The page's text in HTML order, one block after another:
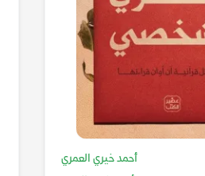
أحمد خيري العمري